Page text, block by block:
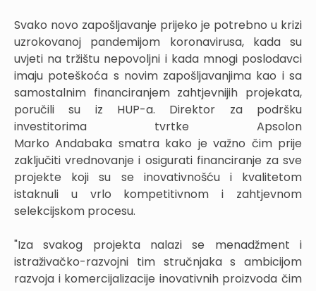
Svako novo zapošljavanje prijeko je potrebno u krizi
uzrokovanoj pandemijom koronavirusa, kada su
uvjeti na tržištu nepovoljni i kada mnogi poslodavci
imaju poteškoća s novim zapošljavanjima kao i sa
samostalnim financiranjem zahtjevnijih projekata,
poručili su iz HUP-a. Direktor za podršku
investitorima tvrtke Apsolon
Marko Andabaka smatra kako je važno čim prije
zaključiti vrednovanje i osigurati financiranje za sve
projekte koji su se inovativnošću i kvalitetom
istaknuli u vrlo kompetitivnom i zahtjevnom
selekcijskom procesu.
"Iza svakog projekta nalazi se menadžment i
istraživačko-razvojni tim stručnjaka s ambicijom
razvoja i komercijalizacije inovativnih proizvoda čim